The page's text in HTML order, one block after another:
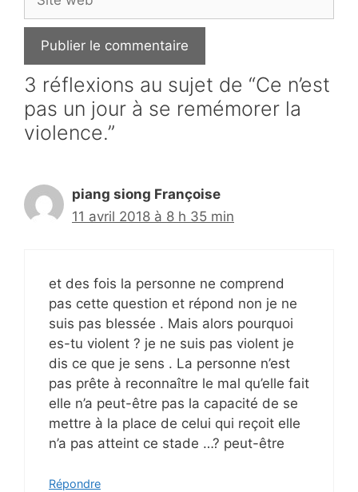
web
3 réflexions au sujet de “Ce n’est
pas un jour à se remémorer la
violence.”
piang siong Françoise
11 avril 2018 à 8 h 35 min
et des fois la personne ne comprend
pas cette question et répond non je ne
suis pas blessée . Mais alors pourquoi
es-tu violent ? je ne suis pas violent je
dis ce que je sens . La personne n’est
pas prête à reconnaître le mal qu’elle fait
elle n’a peut-être pas la capacité de se
mettre à la place de celui qui reçoit elle
n’a pas atteint ce stade …? peut-être
Répondre